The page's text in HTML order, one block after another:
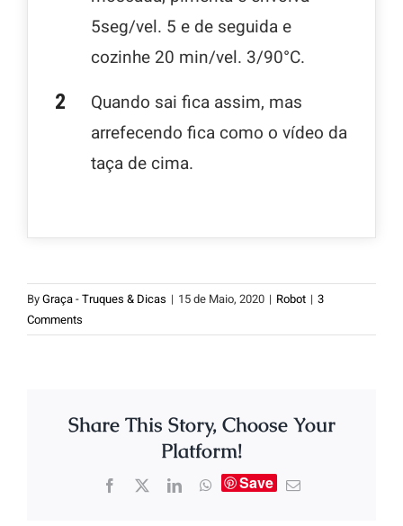
5seg/vel. 5 e de seguida e
cozinhe 20 min/vel. 3/90°C.
Quando sai fica assim, mas
arrefecendo fica como o vídeo da
taça de cima.
ByGraça - Truques & Dicas | 15 de Maio, 2020 | Robot | 3
Comments
Share This Story, Choose Your
Platform!
Save